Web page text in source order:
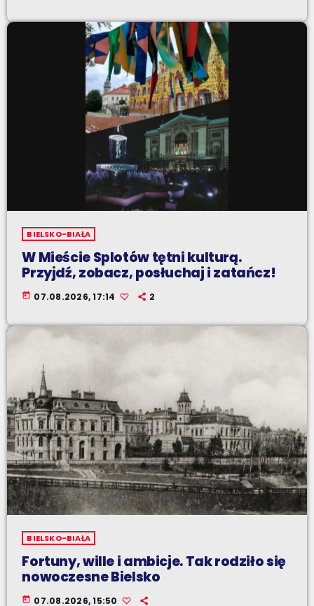
BIELSKO-BIAŁA
W Mieście Splotów tętni kulturą.
Przyjdź, zobacz, posłuchaj i zatańcz!
today 07.08.2026, 17:14 2
BIELSKO-BIAŁA
Fortuny, wille i ambicje. Tak rodziło się
nowoczesne Bielsko
today 07.08.2026, 15:50